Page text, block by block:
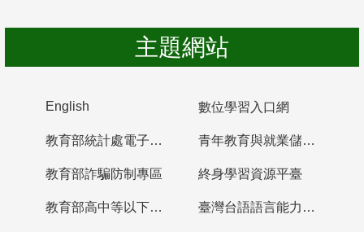
主題網站
English 數位學習入口網
教育部統計處電子書櫃 青年教育與就業儲蓄帳戶
教育部詐騙防制專區 終身學習資源平臺
教育部高中等以下學校及幼兒園教師資格檢定考試 臺灣台語語言能力認證網站